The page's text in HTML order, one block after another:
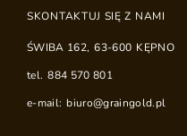
SKONTAKTUJ SIĘ Z NAMI
ŚWIBA 162, 63-600 KĘPNO
tel. 884 570 801
e-mail: biuro@graingold.pl